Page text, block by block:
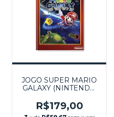
JOGO SUPER MARIO
GALAXY (NINTENDO
- WII
R$179,00